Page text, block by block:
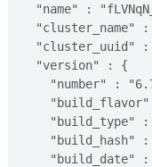
"name" :
"cluster_name"
"cluster_uuid"
  "version" : {
"number" :
"build_type" :
"build_hash"
"build_date"